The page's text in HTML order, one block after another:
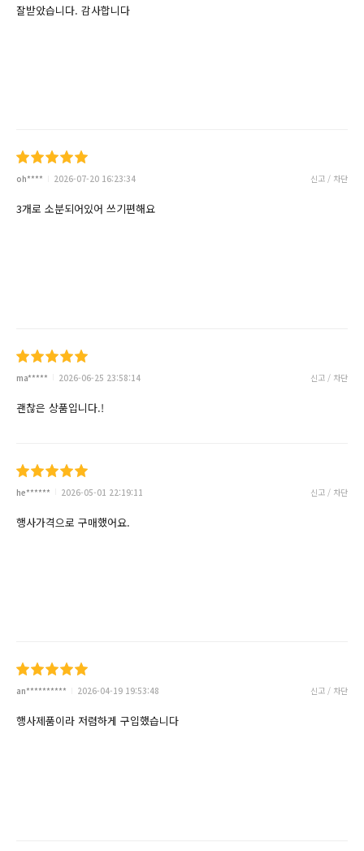
잘받았습니다. 감사합니다
oh**** 2026-07-20 16:23:34 신고 / 차단
3개로 소분되어있어 쓰기편해요
ma***** 2026-06-25 23:58:14 신고 / 차단
괜찮은 상품입니다.!
he****** 2026-05-01 22:19:11 신고 / 차단
행사가격으로 구매했어요.
an********** 2026-04-19 19:53:48 신고 / 차단
행사제품이라 저렴하게 구입했습니다